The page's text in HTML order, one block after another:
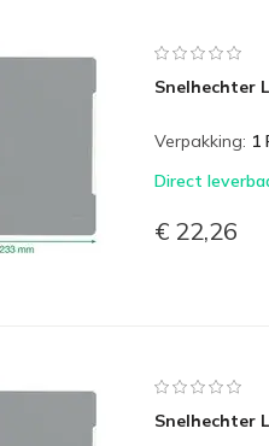
Snelhechter
Verpakking: 1
Direct
€ 22,26
Snelhechter